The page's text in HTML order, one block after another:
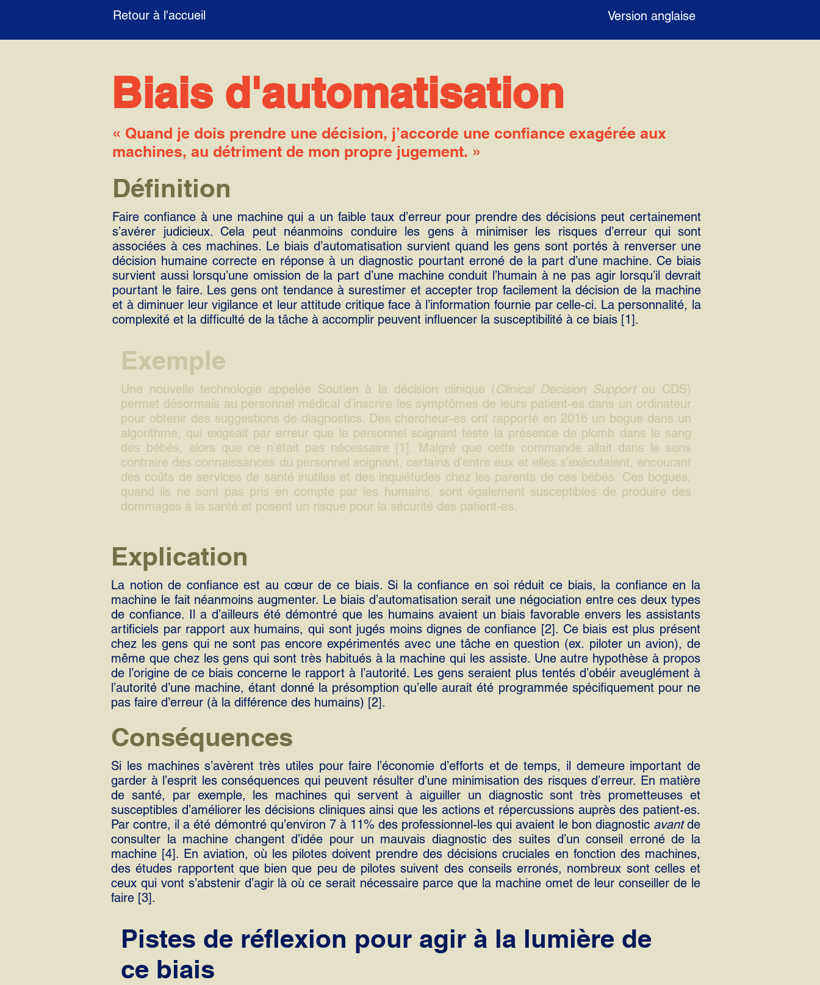
Retour à l'accueil Version anglaise
Biais d'automatisation
« Quand je dois prendre une décision, j’accorde une confiance exagérée aux
machines, au détriment de mon propre jugement. »
Définition
Faire confiance à une machine qui a un faible taux d’erreur pour prendre des décisions peut certainement
s’avérer judicieux. Cela peut néanmoins conduire les gens à minimiser les risques d’erreur qui sont
associées à ces machines. Le biais d’automatisation survient quand les gens sont portés à renverser une
décision humaine correcte en réponse à un diagnostic pourtant erroné de la part d’une machine. Ce biais
survient aussi lorsqu’une omission de la part d’une machine conduit l’humain à ne pas agir lorsqu’il devrait
pourtant le faire. Les gens ont tendance à surestimer et accepter trop facilement la décision de la machine
et à diminuer leur vigilance et leur attitude critique face à l’information fournie par celle-ci. La personnalité, la
complexité et la difficulté de la tâche à accomplir peuvent influencer la susceptibilité à ce biais [1].
Exemple
Une nouvelle technologie appelée Soutien à la décision clinique (Clinical Decision Supportou CDS)
permet désormais au personnel médical d’inscrire les symptômes de leurs patient-es dans un ordinateur
pour obtenir des suggestions de diagnostics. Des chercheur-es ont rapporté en 2016 un bogue dans un
algorithme, qui exigeait par erreur que le personnel soignant teste la présence de plomb dans le sang
des bébés, alors que ce n’était pas nécessaire [1]. Malgré que cette commande allait dans le sens
contraire des connaissances du personnel soignant, certains d’entre eux et elles s’exécutaient, encourant
des coûts de services de santé inutiles et des inquiétudes chez les parents de ces bébés. Ces bogues,
quand ils ne sont pas pris en compte par les humains, sont également susceptibles de produire des
dommages à la santé et posent un risque pour la sécurité des patient-es.
Explication
La notion de confiance est au cœur de ce biais. Si la confiance en soi réduit ce biais, la confiance en la
machine le fait néanmoins augmenter. Le biais d’automatisation serait une négociation entre ces deux types
de confiance. Il a d’ailleurs été démontré que les humains avaient un biais favorable envers les assistants
artificiels par rapport aux humains, qui sont jugés moins dignes de confiance [2]. Ce biais est plus présent
chez les gens qui ne sont pas encore expérimentés avec une tâche en question (ex. piloter un avion), de
même que chez les gens qui sont très habitués à la machine qui les assiste. Une autre hypothèse à propos
de l’origine de ce biais concerne le rapport à l’autorité. Les gens seraient plus tentés d’obéir aveuglément à
l’autorité d’une machine, étant donné la présomption qu’elle aurait été programmée spécifiquement pour ne
pas faire d’erreur (à la différence des humains) [2].
Conséquences
Si les machines s’avèrent très utiles pour faire l’économie d’efforts et de temps, il demeure important de
garder à l’esprit les conséquences qui peuvent résulter d’une minimisation des risques d’erreur. En matière
de santé, par exemple, les machines qui servent à aiguiller un diagnostic sont très prometteuses et
susceptibles d’améliorer les décisions cliniques ainsi que les actions et répercussions auprès des patient-es.
Par contre, il a été démontré qu’environ 7 à 11% des professionnel-les qui avaient le bon diagnostic avantde
consulter la machine changent d’idée pour un mauvais diagnostic des suites d’un conseil erroné de la
machine [4]. En aviation, où les pilotes doivent prendre des décisions cruciales en fonction des machines,
des études rapportent que bien que peu de pilotes suivent des conseils erronés, nombreux sont celles et
ceux qui vont s’abstenir d’agir là où ce serait nécessaire parce que la machine omet de leur conseiller de le
faire [3].
Pistes de réflexion pour agir à la lumière de
ce biais